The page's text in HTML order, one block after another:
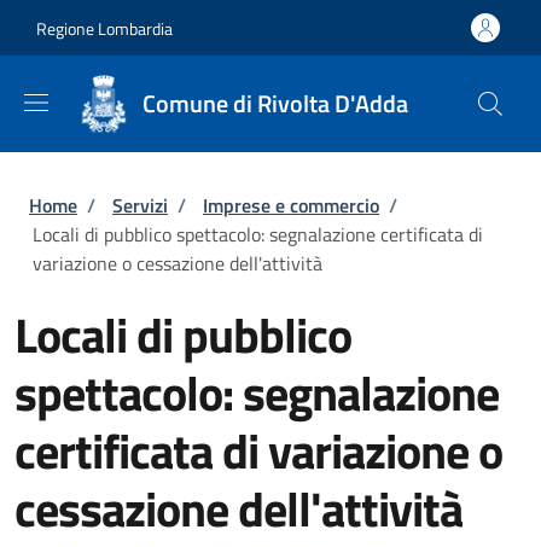
Regione Lombardia
Comune di Rivolta D'Adda
Briciole di pane
Home / Servizi / Imprese e commercio /
Locali di pubblico spettacolo: segnalazione certificata di
variazione o cessazione dell'attività
Locali di pubblico
spettacolo: segnalazione
certificata di variazione o
cessazione dell'attività